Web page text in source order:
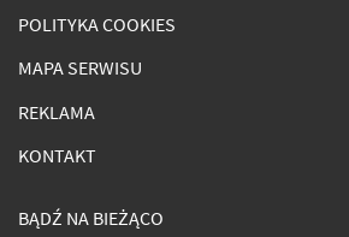
POLITYKA COOKIES
MAPA SERWISU
REKLAMA
KONTAKT
BĄDŹ NA BIEŻĄCO